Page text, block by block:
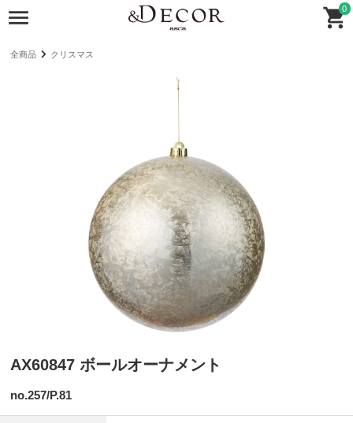
0
全商品 クリスマス
AX60847 ボールオーナメント
no.257/P.81